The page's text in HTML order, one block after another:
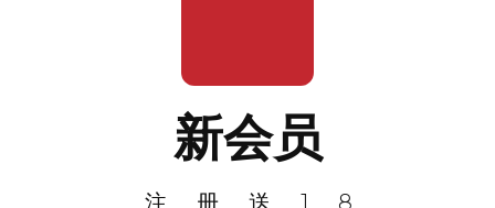
新会员
注册送18